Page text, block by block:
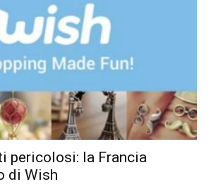
pericolosi: la Francia
di Wish